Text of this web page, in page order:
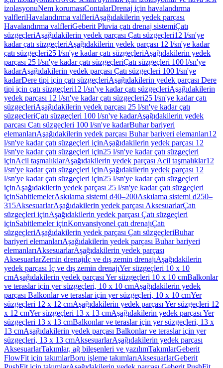
izolasyonuNem korumasıContalarDrenaj için havalandırma
valfleriHavalandırma valfleriAşağıdakilerin yedek parçası
Havalandırma valfleriGeberit Pluvia çatı drenaj sistemiÇatı
süzgeçleriAşağıdakilerin yedek parçası Çatı süzgeçleri12 l/sn'ye
kadar çatı süzgeçleriAşağıdakilerin yedek parçası 12 l/sn'ye kadar
çatı süzgeçleri25 l/sn'ye kadar çatı süzgeçleriAşağıdakilerin yedek
parçası 25 l/sn'ye kadar çatı süzgeçleriÇatı süzgeçleri 100 l/sn'ye
kadarAşağıdakilerin yedek parçası Çatı süzgeçleri 100 l/sn'ye
kadarDere tipi için çatı süzgeçleriAşağıdakilerin yedek parçası Dere
tipi için çatı süzgeçleri12 l/sn'ye kadar çatı süzgeçleriAşağıdakilerin
yedek parçası 12 l/sn'ye kadar çatı süzgeçleri25 l/sn'ye kadar çatı
süzgeçleriAşağıdakilerin yedek parçası 25 l/sn'ye kadar çatı
süzgeçleriÇatı süzgeçleri 100 l/sn'ye kadarAşağıdakilerin yedek
parçası Çatı süzgeçleri 100 l/sn'ye kadarBuhar bariyeri
elemanlarıAşağıdakilerin yedek parçası Buhar bariyeri elemanları12
l/sn'ye kadar çatı süzgeçleri içinAşağıdakilerin yedek parçası 12
l/sn'ye kadar çatı süzgeçleri için25 l/sn'ye kadar çatı süzgeçleri
içinAcil taşmalıklarAşağıdakilerin yedek parçası Acil taşmalıklar12
l/sn'ye kadar çatı süzgeçleri içinAşağıdakilerin yedek parçası 12
l/sn'ye kadar çatı süzgeçleri için25 l/sn'ye kadar çatı süzgeçleri
içinAşağıdakilerin yedek parçası 25 l/sn'ye kadar çatı süzgeçleri
içinSabitlemelerAskılama sistemi d40–200Askılama sistemi d250–
315AksesuarlarAşağıdakilerin yedek parçası AksesuarlarÇatı
süzgeçleri içinAşağıdakilerin yedek parçası Çatı süzgeçleri
içinSabitlemeler içinKonvansiyonel çatı drenajıÇatı
süzgeçleriAşağıdakilerin yedek parçası Çatı süzgeçleriBuhar
bariyeri elemanlarıAşağıdakilerin yedek parçası Buhar bariyeri
elemanlarıAksesuarlarAşağıdakilerin yedek parçası
AksesuarlarZemin drenajıİç ve dış zemin drenajıAşağıdakilerin
yedek parçası İç ve dış zemin drenajıYer süzgeçleri 10 x 10
cmAşağıdakilerin yedek parçası Yer süzgeçleri 10 x 10 cmBalkonlar
ve teraslar için yer süzgeçleri, 10 x 10 cmAşağıdakilerin yedek
parçası Balkonlar ve teraslar için yer süzgeçleri, 10 x 10 cmYer
süzgeçleri 12 x 12 cmAşağıdakilerin yedek parçası Yer süzgeçleri 12
x 12 cmYer süzgeçleri 13 x 13 cmAşağıdakilerin yedek parçası Yer
süzgeçleri 13 x 13 cmBalkonlar ve teraslar için yer süzgeçleri, 13 x
13 cmAşağıdakilerin yedek parçası Balkonlar ve teraslar için yer
süzgeçleri, 13 x 13 cmAksesuarlarAşağıdakilerin yedek parçası
AksesuarlarTakımlar, ağ bileşenleri ve yazılımTakımlarGeberit
FlowFit için takımlarBoru işleme takımlarıAksesuarlarGeberit